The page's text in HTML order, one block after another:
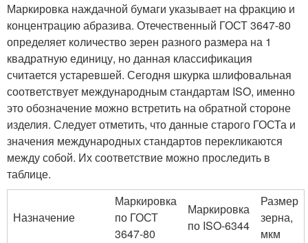
Маркировка наждачной бумаги указывает на фракцию и
концентрацию абразива. Отечественный ГОСТ 3647-80
определяет количество зерен разного размера на 1
квадратную единицу, но данная классификация
считается устаревшей. Сегодня шкурка шлифовальная
соответствует международным стандартам ISO, именно
это обозначение можно встретить на обратной стороне
изделия. Следует отметить, что данные старого ГОСТа и
значения международных стандартов перекликаются
между собой. Их соответствие можно проследить в
таблице.
Назначение
Маркировка
по ГОСТ
3647-80
Маркировка
по ISO-6344
Размер
зерна,
мкм